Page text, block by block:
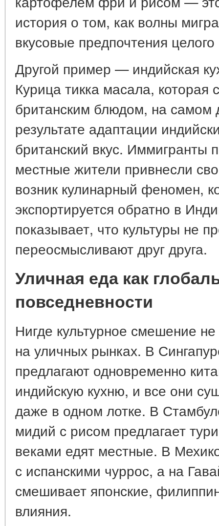
история о том, как волны
вкусовые предпочтения
Другой пример — индийская
Курица тикка масала, которая
британским блюдом, на самом
результате адаптации
британский вкус. Иммигранты
местные жители привнесли
возник кулинарный феномен,
экспортируется обратно в
показывает, что культуры не
переосмысливают друг друга.
Уличная еда как
повседневности
Нигде культурное смешение
на уличных рынках. В
предлагают одновременно
индийскую кухню, и все они
даже в одном лотке. В
мидий с рисом предлагает
веками едят местные. В
с испанскими чуррос, а на
смешивает японские,
влияния.